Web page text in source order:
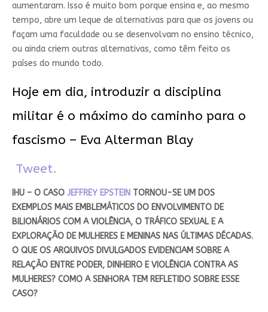
aumentaram. Isso é muito bom porque ensina e, ao mesmo
tempo, abre um leque de alternativas para que os jovens ou
façam uma faculdade ou se desenvolvam no ensino técnico,
ou ainda criem outras alternativas, como têm feito os
países do mundo todo.
Hoje em dia, introduzir a disciplina
militar é o máximo do caminho para o
fascismo – Eva Alterman Blay
Tweet.
IHU – O CASO JEFFREY EPSTEIN TORNOU-SE UM DOS
EXEMPLOS MAIS EMBLEMÁTICOS DO ENVOLVIMENTO DE
BILIONÁRIOS COM A VIOLÊNCIA, O TRÁFICO SEXUAL E A
EXPLORAÇÃO DE MULHERES E MENINAS NAS ÚLTIMAS DÉCADAS.
O QUE OS ARQUIVOS DIVULGADOS EVIDENCIAM SOBRE A
RELAÇÃO ENTRE PODER, DINHEIRO E VIOLÊNCIA CONTRA AS
MULHERES? COMO A SENHORA TEM REFLETIDO SOBRE ESSE
CASO?